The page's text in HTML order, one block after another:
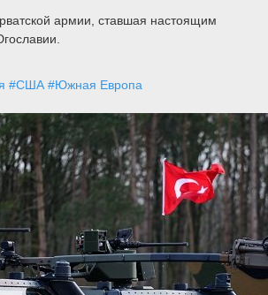
армии, ставшая настоящим
#США #Южная Европа